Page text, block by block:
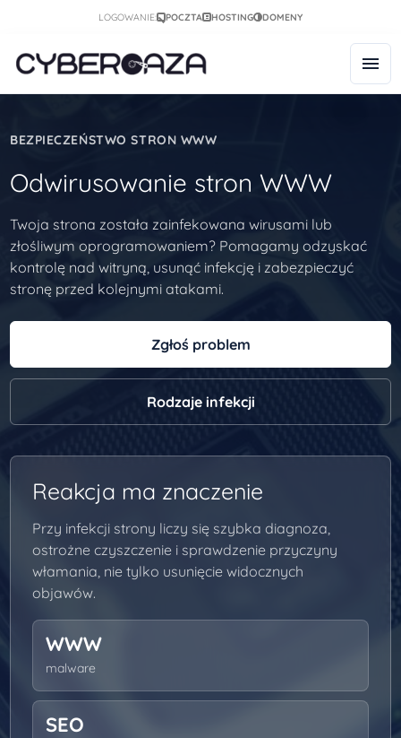
LOGOWANIE: POCZTA HOSTING DOMENY
BEZPIECZEŃSTWO STRON WWW
Odwirusowanie stron WWW
Twoja strona została zainfekowana wirusami lub
złośliwym oprogramowaniem? Pomagamy odzyskać
kontrolę nad witryną, usunąć infekcję i zabezpieczyć
stronę przed kolejnymi atakami.
Zgłoś problem
Rodzaje infekcji
Reakcja ma znaczenie
Przy infekcji strony liczy się szybka diagnoza,
ostrożne czyszczenie i sprawdzenie przyczyny
włamania, nie tylko usunięcie widocznych
objawów.
WWW
malware
SEO